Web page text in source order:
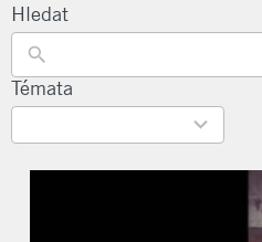
Hledat
Témata
22
results